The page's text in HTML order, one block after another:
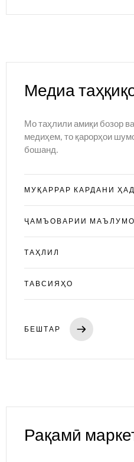
Медиа
Мо таҳлили амиқи бозор
медиҳем, то қарорҳои
бошанд.
МУҚАРРАР КАРДАНИ
ҶАМЪОВАРИИ
ТАҲЛИЛ
ТАВСИЯҲО
БЕШТАР
Рақамӣ